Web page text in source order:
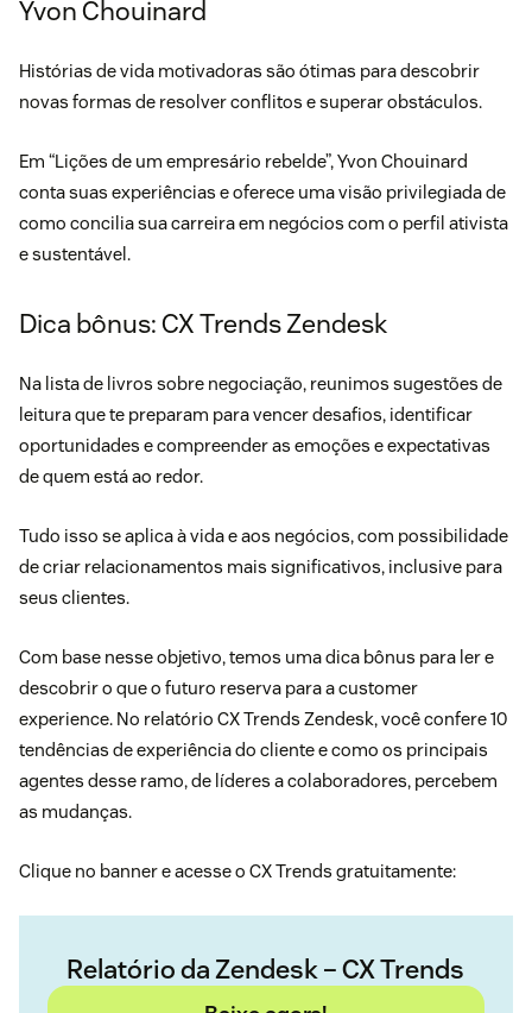
Yvon Chouinard
Histórias de vida motivadoras são ótimas para descobrir
novas formas de resolver conflitos e superar obstáculos.
Em “Lições de um empresário rebelde”, Yvon Chouinard
conta suas experiências e oferece uma visão privilegiada de
como concilia sua carreira em negócios com o perfil ativista
e sustentável.
Dica bônus: CX Trends Zendesk
Na lista de livros sobre negociação, reunimos sugestões de
leitura que te preparam para vencer desafios, identificar
oportunidades e compreender as emoções e expectativas
de quem está ao redor.
Tudo isso se aplica à vida e aos negócios, com possibilidade
de criar relacionamentos mais significativos, inclusive para
seus clientes.
Com base nesse objetivo, temos uma dica bônus para ler e
descobrir o que o futuro reserva para a customer
experience. No relatório CX Trends Zendesk, você confere 10
tendências de experiência do cliente e como os principais
agentes desse ramo, de líderes a colaboradores, percebem
as mudanças.
Clique no banner e acesse o CX Trends gratuitamente:
Relatório da Zendesk – CX Trends